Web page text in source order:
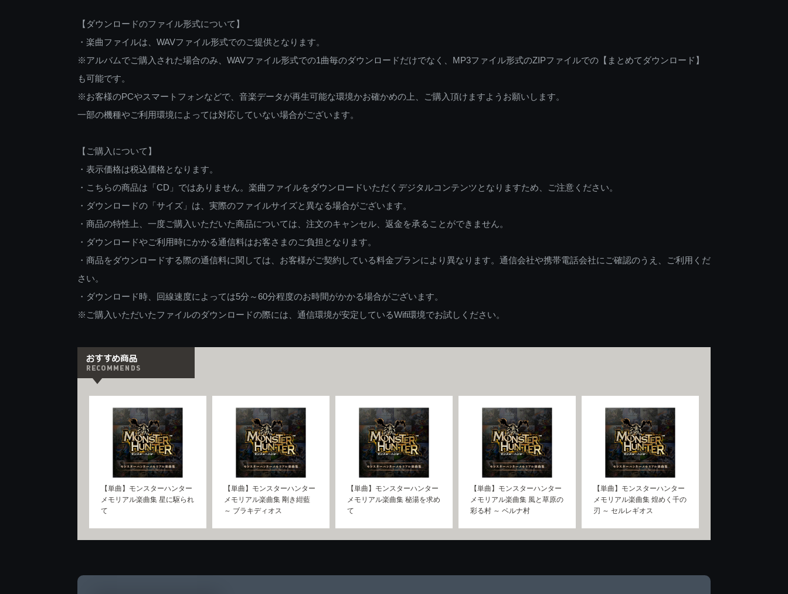
【ダウンロードのファイル形式について】
・楽曲ファイルは、WAVファイル形式でのご提供となります。
※アルバムでご購入された場合のみ、WAVファイル形式での1曲毎のダウンロードだけでなく、MP3ファイル形式のZIPファイルでの【まとめてダウンロード】
も可能です。
※お客様のPCやスマートフォンなどで、音楽データが再生可能な環境かお確かめの上、ご購入頂けますようお願いします。
一部の機種やご利用環境によっては対応していない場合がございます。
【ご購入について】
・表示価格は税込価格となります。
・こちらの商品は「CD」ではありません。楽曲ファイルをダウンロードいただくデジタルコンテンツとなりますため、ご注意ください。
・ダウンロードの「サイズ」は、実際のファイルサイズと異なる場合がございます。
・商品の特性上、一度ご購入いただいた商品については、注文のキャンセル、返金を承ることができません。
・ダウンロードやご利用時にかかる通信料はお客さまのご負担となります。
・商品をダウンロードする際の通信料に関しては、お客様がご契約している料金プランにより異なります。通信会社や携帯電話会社にご確認のうえ、ご利用くだ
さい。
・ダウンロード時、回線速度によっては5分～60分程度のお時間がかかる場合がございます。
※ご購入いただいたファイルのダウンロードの際には、通信環境が安定しているWifi環境でお試しください。
【単曲】モンスターハンター
メモリアル楽曲集 星に駆られ
て
【単曲】モンスターハンター
メモリアル楽曲集 剛き紺藍
～ ブラキディオス
【単曲】モンスターハンター
メモリアル楽曲集 秘湯を求め
て
【単曲】モンスターハンター
メモリアル楽曲集 風と草原の
彩る村 ～ ベルナ村
【単曲】モンスターハンター
メモリアル楽曲集 煌めく千の
刃 ～ セルレギオス